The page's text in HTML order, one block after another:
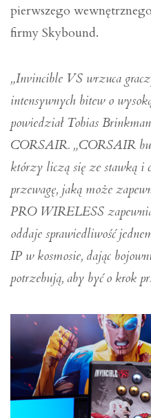
pierwszego
firmy Skybound.
„Invincible VS wrzuca
intensywnych bitew o
powiedział Tobias
CORSAIR. „CORSAIR
którzy liczą się ze stawką i
przewagę, jaką może
PRO WIRELESS
oddaje sprawiedliwość
IP w kosmosie, dając
potrzebują, aby być o krok